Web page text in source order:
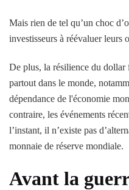
Mais rien de tel qu’un choc
investisseurs à réévaluer leurs
De plus, la résilience du
partout dans le monde,
dépendance de l'économie
contraire, les événements
l’instant, il n’existe pas
monnaie de réserve mondiale.
Avant la